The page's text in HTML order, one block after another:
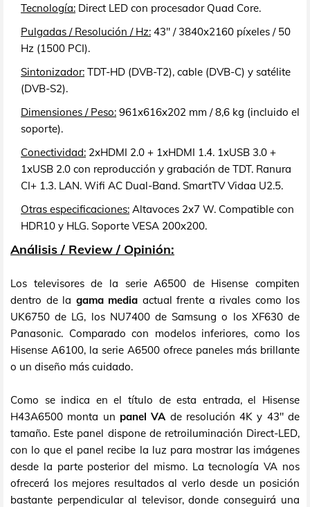
Tecnología: Direct LED con procesador Quad Core.
Pulgadas / Resolución / Hz: 43" / 3840x2160 píxeles / 50
Hz (1500 PCI).
Sintonizador: TDT-HD (DVB-T2), cable (DVB-C) y satélite
(DVB-S2).
Dimensiones / Peso: 961x616x202 mm / 8,6 kg (incluido el
soporte).
Conectividad: 2xHDMI 2.0 + 1xHDMI 1.4. 1xUSB 3.0 +
1xUSB 2.0 con reproducción y grabación de TDT. Ranura
CI+ 1.3. LAN. Wifi AC Dual-Band. SmartTV Vidaa U2.5.
Otras especificaciones: Altavoces 2x7 W. Compatible con
HDR10 y HLG. Soporte VESA 200x200.
Análisis / Review / Opinión:
Los televisores de la serie A6500 de Hisense compiten
dentro de la gama media actual frente a rivales como los
UK6750 de LG, los NU7400 de Samsung o los XF630 de
Panasonic. Comparado con modelos inferiores, como los
Hisense A6100, la serie A6500 ofrece paneles más brillante
o un diseño más cuidado.
Como se indica en el título de esta entrada, el Hisense
H43A6500 monta un panel VA de resolución 4K y 43" de
tamaño. Este panel dispone de retroiluminación Direct-LED,
con lo que el panel recibe la luz para mostrar las imágenes
desde la parte posterior del mismo. La tecnología VA nos
ofrecerá los mejores resultados al verlo desde un posición
bastante perpendicular al televisor, donde conseguirá una